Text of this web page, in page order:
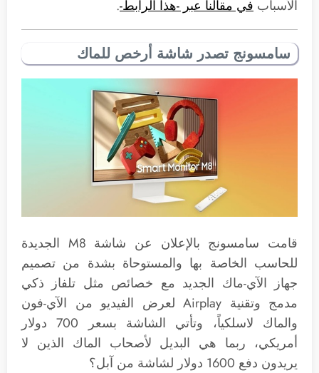
الأسباب في مقالنا عبر -هذا الرابط-.
سامسونج تصدر شاشة أرخص للماك
قامت سامسونج بالإعلان عن شاشة M8 الجديدة
للحاسب الخاصة بها والمستوحاة بشدة من تصميم
جهاز الآي-ماك الجديد مع خصائص مثل تلفاز ذكي
مدمج وتقنية Airplay لعرض الفيديو من الآي-فون
والماك لاسلكياً، وتأتي الشاشة بسعر 700 دولار
أمريكي، ربما هي البديل لأصحاب الماك الذين لا
يريدون دفع 1600 دولار لشاشة من آبل؟